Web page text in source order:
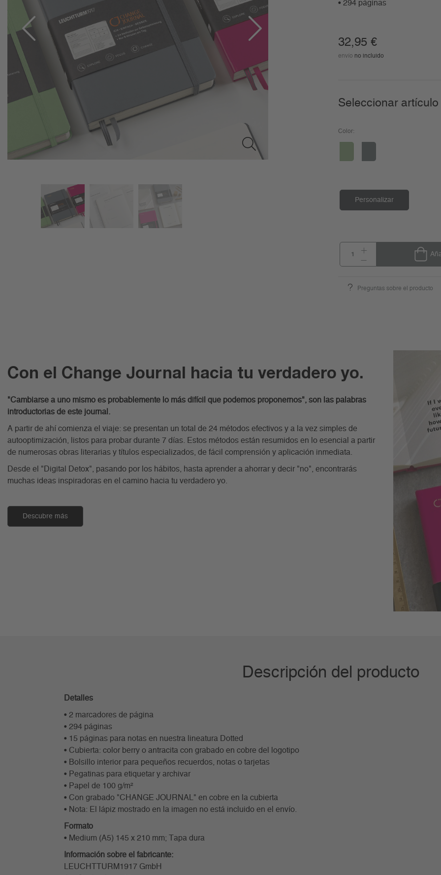
• 294 páginas
32,95 €
envío no incluido
Seleccionar artículo
Color:
Personalizar
Preguntas sobre el producto
Con el Change Journal hacia tu verdadero yo.
"Cambiarse a uno mismo es probablemente lo más difícil que podemos proponernos", son las palabras
introductorias de este journal.
A partir de ahí comienza el viaje: se presentan un total de 24 métodos efectivos y a la vez simples de
autooptimización, listos para probar durante 7 días. Estos métodos están resumidos en lo esencial a partir
de numerosas obras literarias y títulos especializados, de fácil comprensión y aplicación inmediata.
Desde el "Digital Detox", pasando por los hábitos, hasta aprender a ahorrar y decir "no", encontrarás
muchas ideas inspiradoras en el camino hacia tu verdadero yo.
Descubre más
Descripción del producto
Detalles
• 2 marcadores de página
• 294 páginas
• 15 páginas para notas en nuestra lineatura Dotted
• Cubierta: color berry o antracita con grabado en cobre del logotipo
• Bolsillo interior para pequeños recuerdos, notas o tarjetas
• Pegatinas para etiquetar y archivar
• Papel de 100 g/m²
• Con grabado "CHANGE JOURNAL" en cobre en la cubierta
• Nota: El lápiz mostrado en la imagen no está incluido en el envío.
Formato
• Medium (A5) 145 x 210 mm; Tapa dura
Información sobre el fabricante:
LEUCHTTURM1917 GmbH